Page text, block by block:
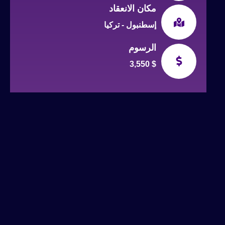
مكان الانعقاد
إسطنبول - تركيا
الرسوم
3,550 $